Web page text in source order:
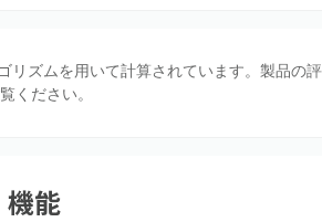
リズムを用いて計算されています。製品の
ください。
能